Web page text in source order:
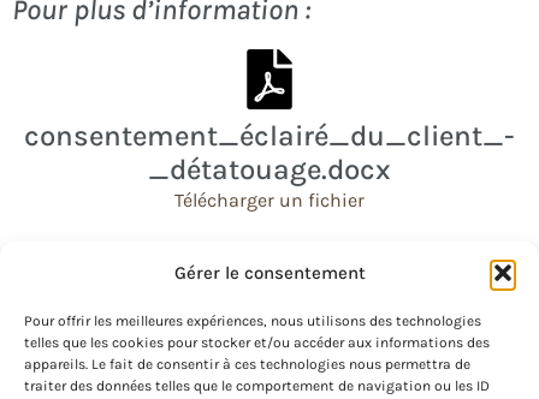
Gérer le consentement
Pour offrir les meilleures expériences, nous utilisons des technologies
telles que les cookies pour stocker et/ou accéder aux informations des
appareils. Le fait de consentir à ces technologies nous permettra de
traiter des données telles que le comportement de navigation ou les ID
Pour plus d’information :
consentement_éclairé_du_client_-
_détatouage.docx
Télécharger un fichier